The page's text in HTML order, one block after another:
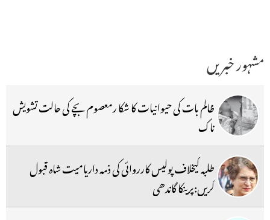
مشہور خبریں
ظالم بات کی حیوانیات کا شکا رمعصوم بچے کی حالت تشویش
ناک
طلبہ کیخلاف پولیس کارروائی کی ذمہ داریامیت شاہ قبول
کریں:پرینکا گاندھی